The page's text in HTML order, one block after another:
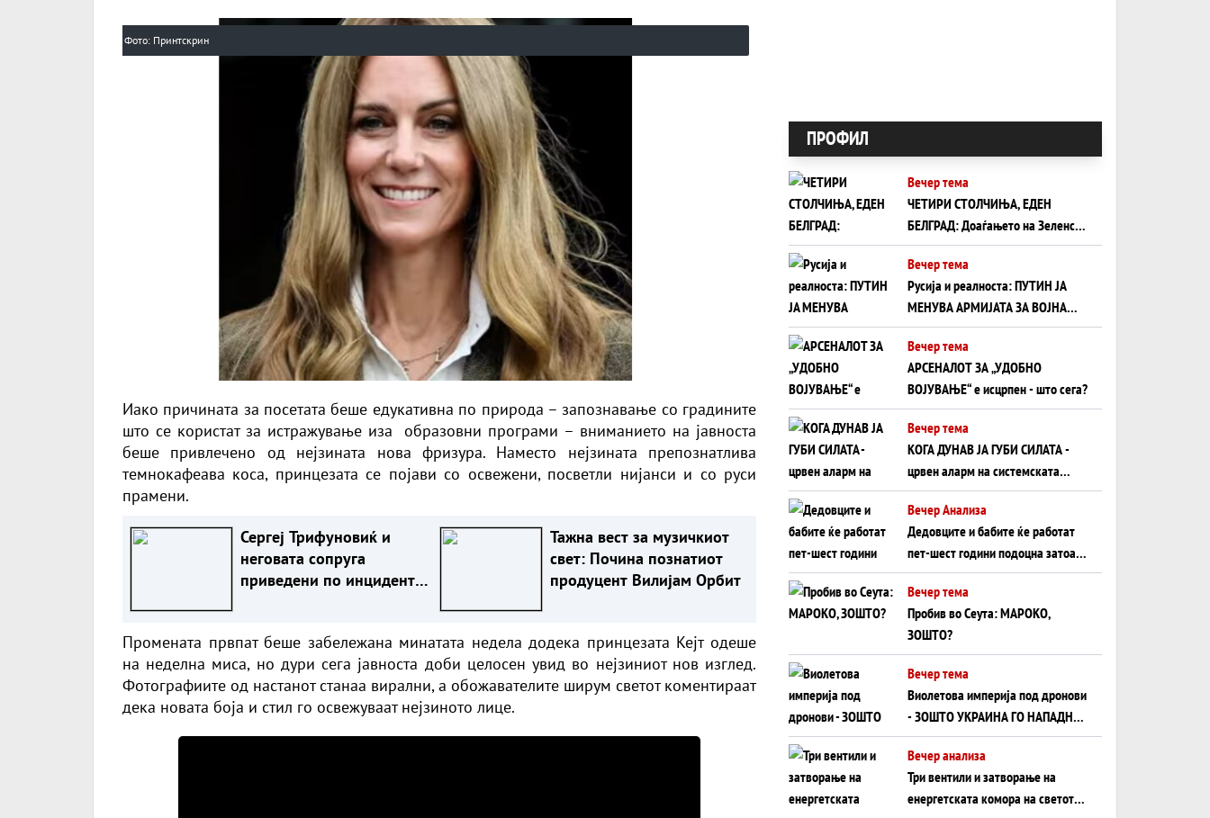
Фото: Принтскрин
Иако причината за посетата беше едукативна по природа – запознавање со градините
што се користат за истражување иза образовни програми – вниманието на јавноста
беше привлечено од нејзината нова фризура. Наместо нејзината препознатлива
темнокафеава коса, принцезата се појави со освежени, посветли нијанси и со руси
прамени.
Сергеј Трифуновиќ и
неговата сопруга
приведени по инцидент
Тажна вест за музичкиот
свет: Почина познатиот
продуцент Вилијам Орбит
Промената првпат беше забележана минатата недела додека принцезата Кејт одеше
на неделна миса, но дури сега јавноста доби целосен увид во нејзиниот нов изглед.
Фотографиите од настанот станаа вирални, а обожавателите ширум светот коментираат
дека новата боја и стил го освежуваат нејзиното лице.
ПРОФИЛ
Вечер тема
ЧЕТИРИ СТОЛЧИЊА, ЕДЕН
БЕЛГРАД: Доаѓањето на Зеленски
ги открива тајните на политиката
на балансирање на Вучиќ
Вечер тема
Русија и реалноста: ПУТИН ЈА
МЕНУВА АРМИЈАТА ЗА ВОЈНА
ШТО ОСТАНУВА БЕЗ ФРОНТ
Вечер тема
АРСЕНАЛОТ ЗА „УДОБНО
ВОЈУВАЊЕ“ е исцрпен - што сега?
Вечер тема
КОГА ДУНАВ ЈА ГУБИ СИЛАТА -
црвен аларм на системската
плоча од јужна Германија до
Црното Море...
Вечер Анализа
Дедовците и бабите ќе работат
пет-шест години подоцна затоа
што НЕМААТ ВНУЦИ ДА ГИ
ЗАМЕНАТ
Вечер тема
Пробив во Сеута: МАРОКО,
ЗОШТО?
Вечер тема
Виолетова империја под дронови
- ЗОШТО УКРАИНА ГО НАПАДНА
РУСКИОТ WILDBERRIES
Вечер анализа
Три вентили и затворање на
енергетската комора на светот: